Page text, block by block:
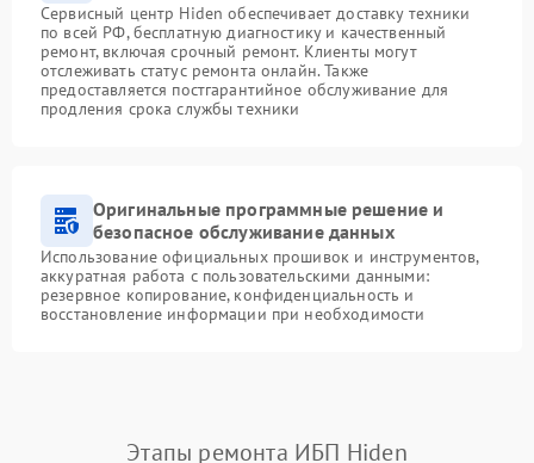
Сервисный центр Hiden обеспечивает доставку техники
по всей РФ, бесплатную диагностику и качественный
ремонт, включая срочный ремонт. Клиенты могут
отслеживать статус ремонта онлайн. Также
предоставляется постгарантийное обслуживание для
продления срока службы техники
Оригинальные программные решение и
безопасное обслуживание данных
Использование официальных прошивок и инструментов,
аккуратная работа с пользовательскими данными:
резервное копирование, конфиденциальность и
восстановление информации при необходимости
Этапы ремонта ИБП Hiden